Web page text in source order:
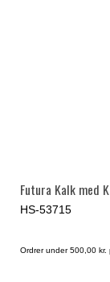
Futura Kalk med
HS-53715
Ordrer under 500,00